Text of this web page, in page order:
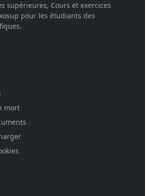
supérieures, Cours et exercices
pour les étudiants des
mort